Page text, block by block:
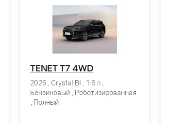
TENET T7 4WD
2026 , Crystal Bl , 1.6 л ,
Бензиновый , Роботизированная
, Полный